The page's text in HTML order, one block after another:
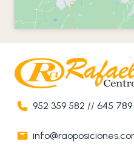
952 359 582 //645 789